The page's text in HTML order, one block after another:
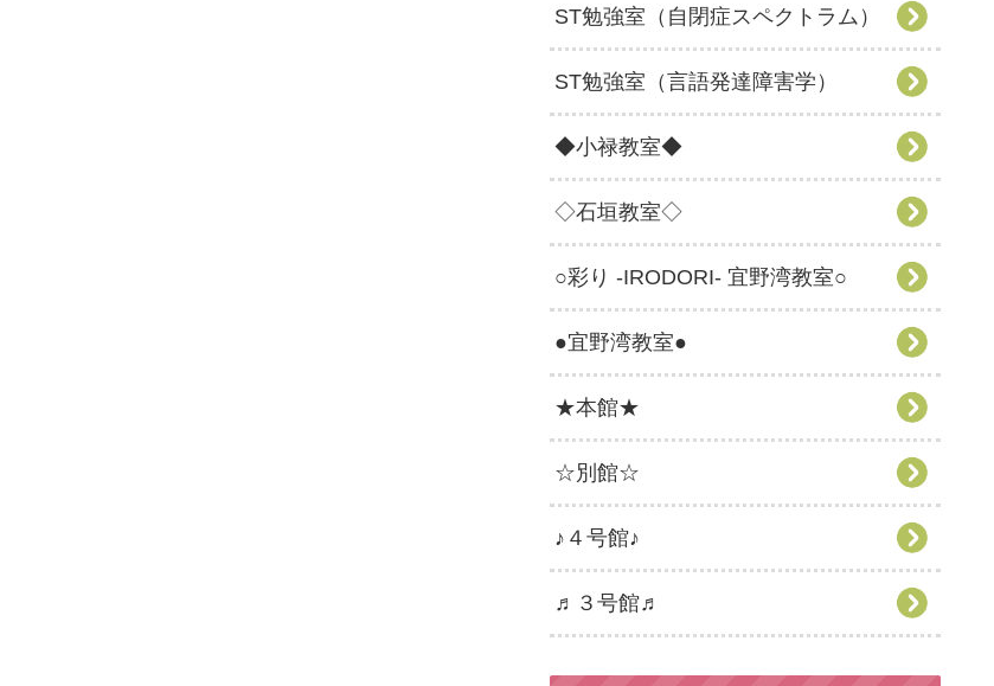
ST勉強室（自閉症スペクトラム）
ST勉強室（言語発達障害学）
◆小禄教室◆
◇石垣教室◇
○彩り -IRODORI- 宜野湾教室○
●宜野湾教室●
★本館★
☆別館☆
♪４号館♪
♬３号館♬